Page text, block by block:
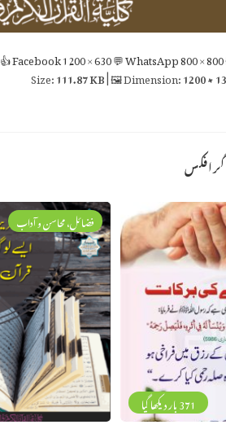
👍 Facebook1200 × 630💬 WhatsApp800 × 800
111.87 KB| 🖼 Dimension:1200 ×
فضائل، محاسن و آداب
371 بار دیکھا گیا